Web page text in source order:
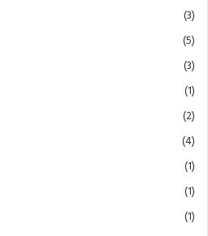
(3)
(5)
(3)
(1)
(2)
(4)
(1)
(1)
(1)